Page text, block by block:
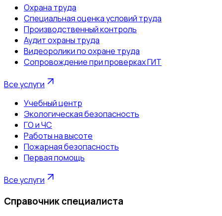
Охрана труда
Специальная оценка условий труда
Производственный контроль
Аудит охраны труда
Видеоролики по охране труда
Сопровождение при проверках ГИТ
Все услуги
Учебный центр
Экологическая безопасность
ГО и ЧС
Работы на высоте
Пожарная безопасность
Первая помощь
Все услуги
Справочник специалиста